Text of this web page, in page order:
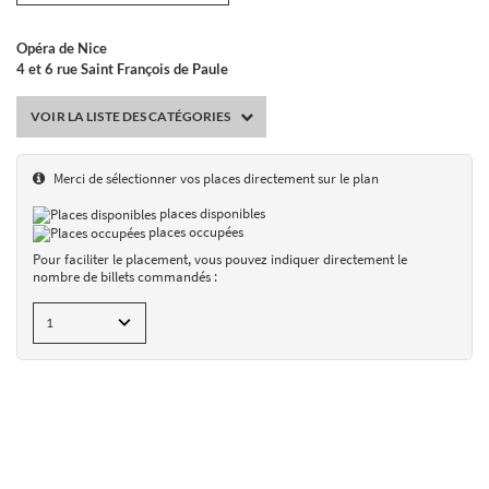
CHOIX DES SÉANCES
RÉCAPITULATIF
PAIEMENT
Conditions générales de vente
FAQ
Mentions légales
Opéra de Nice
4 et 6 rue Saint François de Paule
VOIR LA LISTE DES CATÉGORIES
Merci de sélectionner vos places directement sur le plan
places disponibles
places occupées
Pour faciliter le placement, vous pouvez indiquer directement le
nombre de billets commandés :